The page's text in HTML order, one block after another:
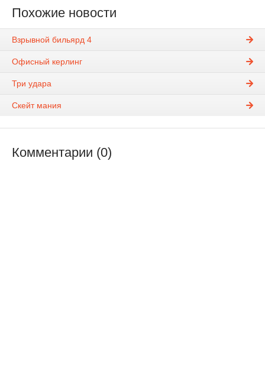
Похожие новости
Взрывной бильярд 4
Офисный керлинг
Три удара
Скейт мания
Комментарии (0)